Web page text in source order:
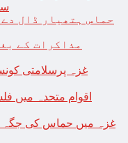
حماس ہتھیار ڈال
مذاکرات کے
غزہ پرسلامتی
غزہ میں حماس کی جگہ